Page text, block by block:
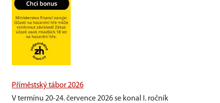
Příměstský tábor 2026
V termínu 20-24. července 2026 se konal I. ročník